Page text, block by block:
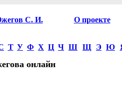
С. И. О проекте
Т У Ф Х Ц Ч Ш Щ Э Ю
онлайн